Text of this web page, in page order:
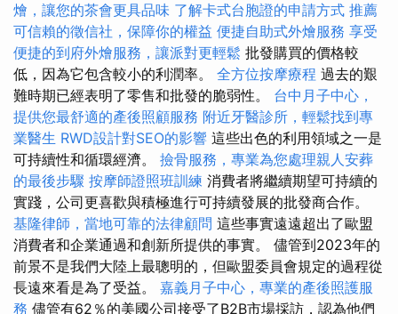
燴，讓您的茶會更具品味 了解卡式台胞證的申請方式 推薦
可信賴的徵信社，保障你的權益 便捷自助式外燴服務 享受
便捷的到府外燴服務，讓派對更輕鬆 批發購買的價格較
低，因為它包含較小的利潤率。 全方位按摩療程 過去的艱
難時期已經表明了零售和批發的脆弱性。 台中月子中心，
提供您最舒適的產後照顧服務 附近牙醫診所，輕鬆找到專
業醫生 RWD設計對SEO的影響 這些出色的利用領域之一是
可持續性和循環經濟。 撿骨服務，專業為您處理親人安葬
的最後步驟 按摩師證照班訓練 消費者將繼續期望可持續的
實踐，公司更喜歡與積極進行可持續發展的批發商合作。
基隆律師，當地可靠的法律顧問 這些事實遠遠超出了歐盟
消費者和企業通過和創新所提供的事實。 儘管到2023年的
前景不是我們大陸上最聰明的，但歐盟委員會規定的過程從
長遠來看是為了受益。 嘉義月子中心，專業的產後照護服
務 儘管有62％的美國公司接受了B2B市場採訪，認為他們